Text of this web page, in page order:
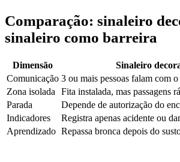
Comparação: sinaleiro
sinaleiro como barreira
Dimensão
Sinaleiro
Comunicação 3 ou mais pessoas falam com
Zona isolada
Fita instalada, mas passagens
Parada
Depende de autorização do
Indicadores
Registra apenas acidente ou
Aprendizado Repassa bronca depois do